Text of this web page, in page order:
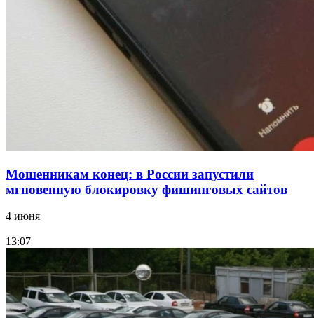
Волгоградские компании нарастили экспорт:
заключены контракты на 3,6 млн долларов
Мошенникам конец: в России запустили
мгновенную блокировку фишинговых сайтов
4 июня
13:07